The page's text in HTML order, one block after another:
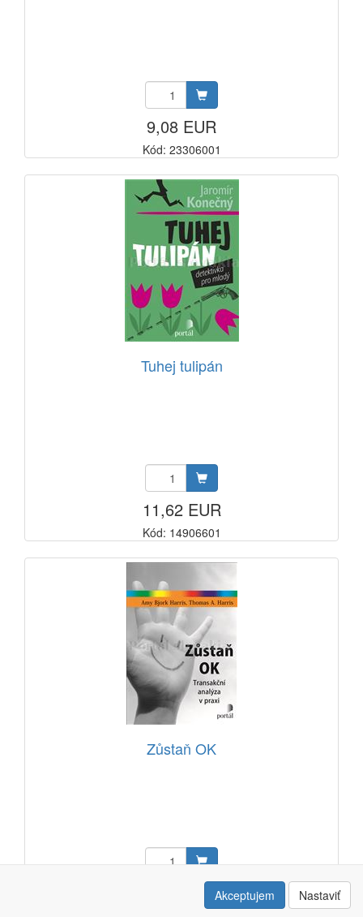
9,08 EUR
Kód: 23306001
Tuhej tulipán
11,62 EUR
Kód: 14906601
Zůstaň OK
23,60 EURAkceptujem Nastaviť